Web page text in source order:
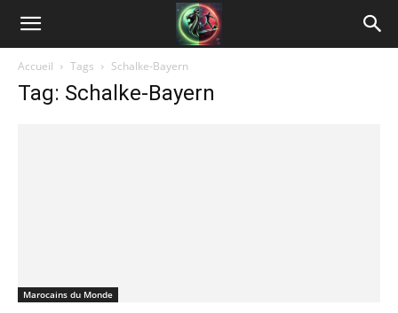
Accueil Tags Schalke-Bayern
Tag: Schalke-Bayern
Marocains du Monde